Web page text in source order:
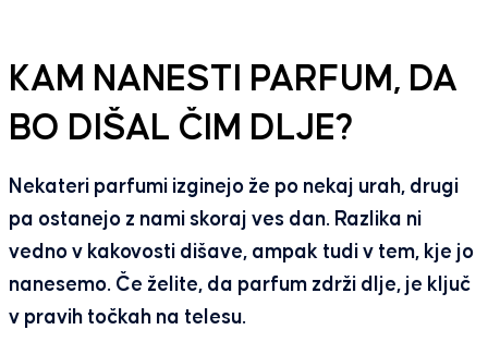
KAM NANESTI PARFUM, DA
BO DIŠAL ČIM DLJE?
Nekateri parfumi izginejo že po nekaj urah, drugi
pa ostanejo z nami skoraj ves dan. Razlika ni
vedno v kakovosti dišave, ampak tudi v tem, kje jo
nanesemo. Če želite, da parfum zdrži dlje, je ključ
v pravih točkah na telesu.